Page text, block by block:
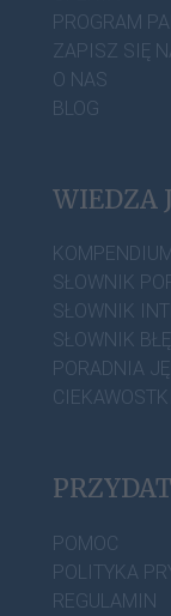
PROGRAM
ZAPISZ SIĘ
O NAS
BLOG
WIEDZA
KOMPENDIUM
SŁOWNIK
SŁOWNIK
SŁOWNIK
PORADNIA
CIEKAWOSTKI
POMOC
POLITYKA
REGULAMIN